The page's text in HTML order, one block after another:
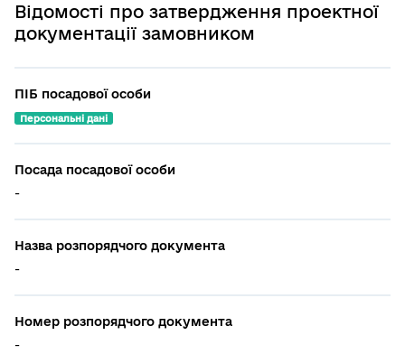
Відомості про затвердження проектної
документації замовником
ПІБ посадової особи
Персональні дані
Посада посадової особи
-
Назва розпорядчого документа
-
Номер розпорядчого документа
-